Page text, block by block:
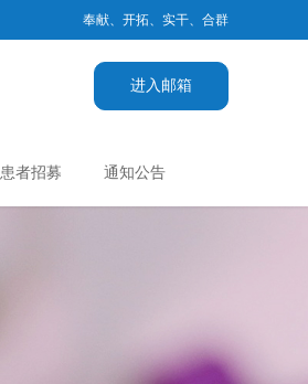
奉献、开拓、实干、合群
进入邮箱
患者招募 通知公告